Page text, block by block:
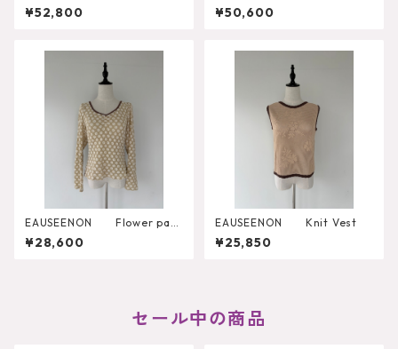
ト MA262KCD004
¥52,800 ng Cupra Blouse
¥50,600
EAUSEENON Flower patt
ern cut and sewn
¥28,600
EAUSEENON Knit Vest
¥25,850
セール中の商品